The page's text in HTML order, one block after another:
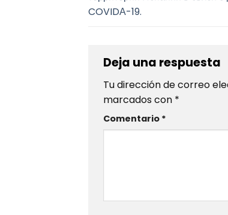
COVIDА-19.
Deja una respuesta
Tu dirección de correo
marcados con *
Comentario *